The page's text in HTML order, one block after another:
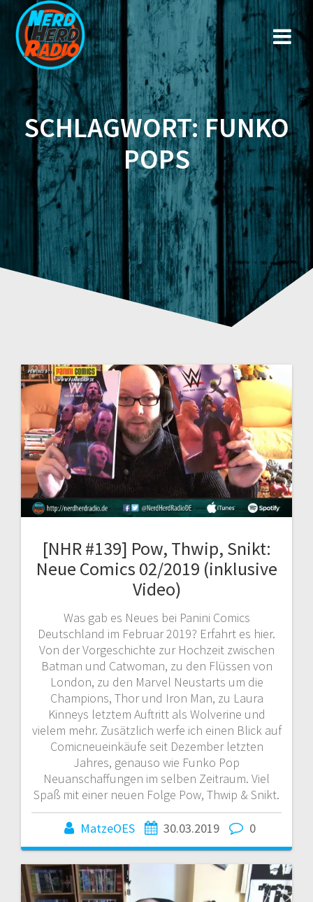
Zum
Inhalt
springen
SCHLAGWORT:FUNKO
POPS
[NHR #139] Pow, Thwip, Snikt:
Neue Comics 02/2019 (inklusive
Video)
Was gab es Neues bei Panini Comics
Deutschland im Februar 2019? Erfahrt es hier.
Von der Vorgeschichte zur Hochzeit zwischen
Batman und Catwoman, zu den Flüssen von
London, zu den Marvel Neustarts um die
Champions, Thor und Iron Man, zu Laura
Kinneys letztem Auftritt als Wolverine und
vielem mehr. Zusätzlich werfe ich einen Blick auf
Comicneueinkäufe seit Dezember letzten
Jahres, genauso wie Funko Pop
Neuanschaffungen im selben Zeitraum. Viel
Spaß mit einer neuen Folge Pow, Thwip & Snikt.
MatzeOES 30.03.2019 0